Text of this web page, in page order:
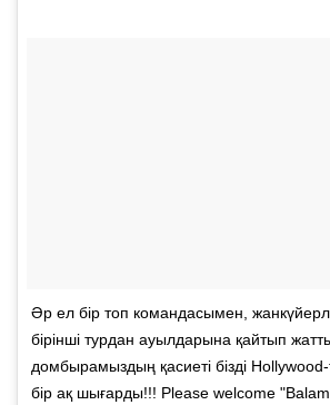
Әр ел бір топ командасымен,
бірінші турдан ауылдарына қайтып
домбырамыздың қасиеті бізді
бір ақ шығарды!!! Please welcome